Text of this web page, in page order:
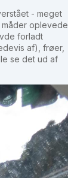
- meget
oplevede
forladt
af), frøer,
se det ud af